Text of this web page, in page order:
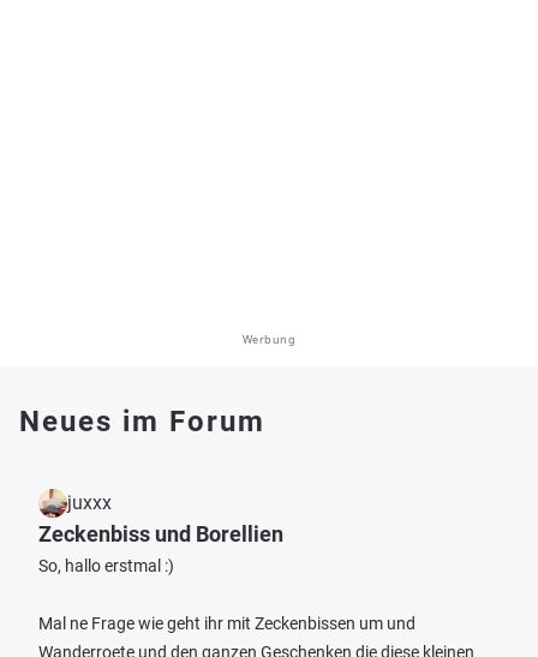
Werbung
Neues im Forum
juxxx
Zeckenbiss und Borellien
So, hallo erstmal :)
Mal ne Frage wie geht ihr mit Zeckenbissen um und
Wanderroete und den ganzen Geschenken die diese kleinen